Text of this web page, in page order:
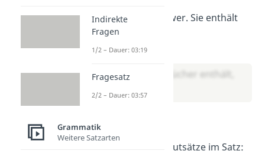
Die Tasche ist schwer. Sie enthält
Bücher.
→ Lösung:
Die Tasche, die Bücher enthält,
ist schwer.
Übung 4
Erkenne alle Attributsätze im Satz:
Indirekte
Fragen
1/2 – Dauer: 03:19
Fragesatz
2/2 – Dauer: 03:57
Grammatik
Weitere Satzarten